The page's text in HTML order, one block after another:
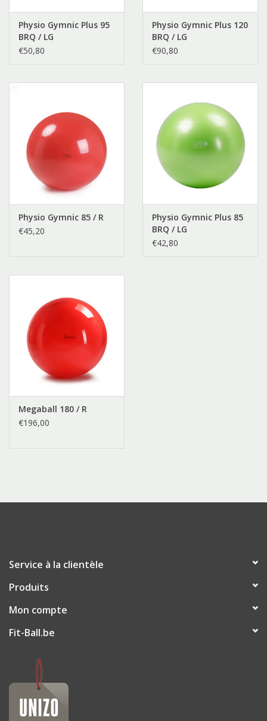
Physio Gymnic Plus 95
BRQ / LG
€50,80
Physio Gymnic Plus 120
BRQ / LG
€90,80
Physio Gymnic 85 / R
€45,20
Physio Gymnic Plus 85
BRQ / LG
€42,80
Megaball 180 / R
€196,00
Service à la clientèle
Produits
Mon compte
Fit-Ball.be